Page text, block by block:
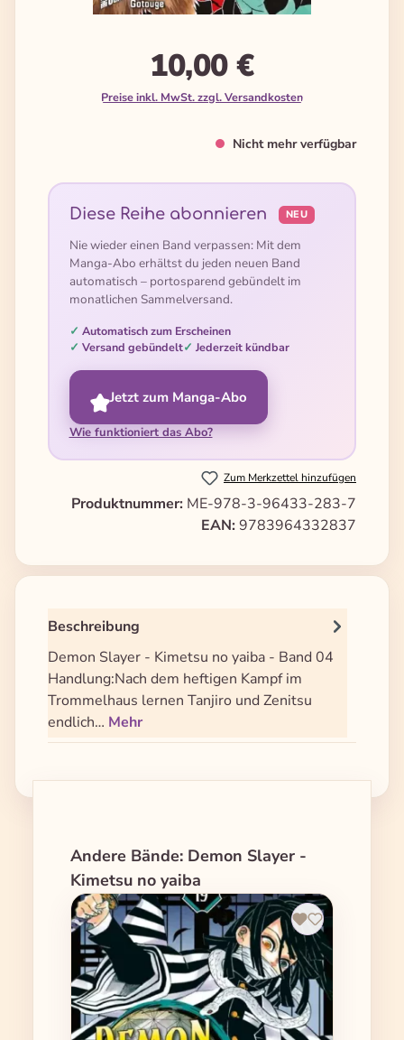
10,00 €
Preise inkl. MwSt. zzgl. Versandkosten
Nicht mehr verfügbar
Diese Reihe abonnieren NEU
Nie wieder einen Band verpassen: Mit dem
Manga-Abo erhältst du jeden neuen Band
automatisch – portosparend gebündelt im
monatlichen Sammelversand.
Automatisch zum Erscheinen
Versand gebündelt
Jederzeit kündbar
Jetzt zum Manga-Abo
Wie funktioniert das Abo?
Zum Merkzettel hinzufügen
Produktnummer: ME-978-3-96433-283-7
EAN: 9783964332837
Beschreibung
Demon Slayer - Kimetsu no yaiba - Band 04
Handlung:Nach dem heftigen Kampf im
Trommelhaus lernen Tanjiro und Zenitsu
endlich… Mehr
Produktgalerie überspringen
Andere Bände: Demon Slayer -
Kimetsu no yaiba